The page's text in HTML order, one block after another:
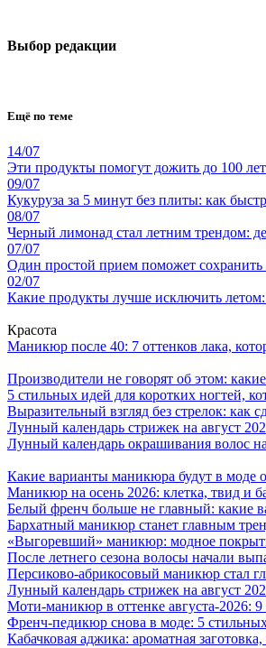
Выбор редакции
Ещё по теме
14/07
Эти продукты помогут дожить до 100
09/07
Кукуруза за 5 минут без плиты: как
08/07
Черный лимонад стал летним трендом:
07/07
Один простой прием поможет
02/07
Какие продукты лучше исключить летом:
Красота
Маникюр после 40: 7 оттенков лака,
Производители не говорят об этом:
5 стильных идей для коротких ногтей,
Выразительный взгляд без стрелок:
Лунный календарь стрижек на август
Лунный календарь окрашивания волос
Какие варианты маникюра будут в моде
Маникюр на осень 2026: клетка, твид и
Белый френч больше не главный: какие
Бархатный маникюр станет главным
«Выгоревший» маникюр: модное
После летнего сезона волосы начали
Персиково-абрикосовый маникюр стал
Лунный календарь стрижек на август
Моти-маникюр в оттенке августа-2026:
Френч-педикюр снова в моде: 5
Кабачковая аджика: ароматная